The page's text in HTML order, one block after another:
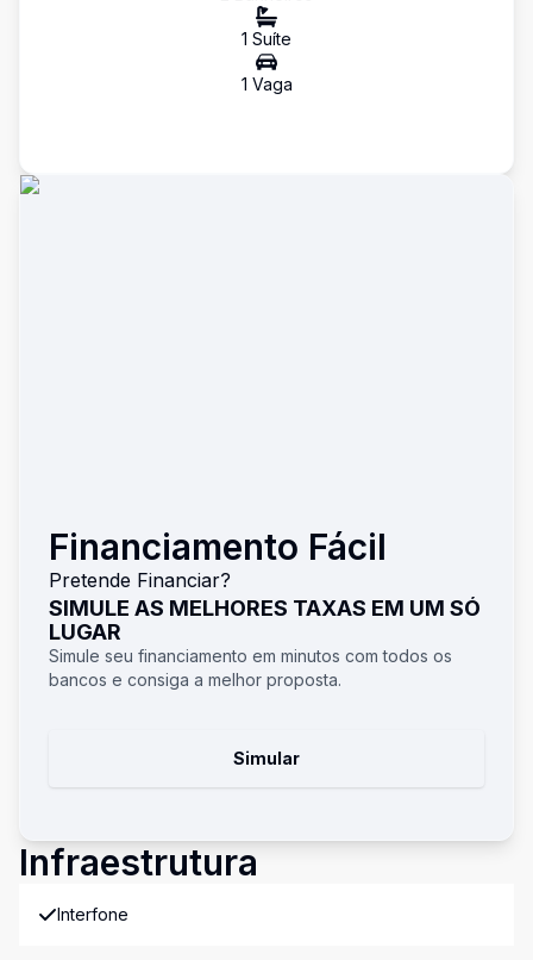
1 Suíte
1 Vaga
Financiamento Fácil
Pretende Financiar?
SIMULE AS MELHORES TAXAS EM UM SÓ
LUGAR
Simule seu financiamento em minutos com todos os
bancos e consiga a melhor proposta.
Simular
Infraestrutura
Interfone